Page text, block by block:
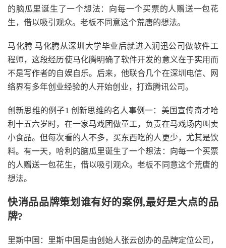
的脑瓜里诞生了一个想法：向每一个买票的人赠送一包花
生，借以吸引观众。老板不同意这个荒唐的想法。
马化腾 马化腾从深圳大学毕业后就进入润迅公司做软件工
程师，这段经历使马化腾明确了软件开发的意义在于实用而
不是写作者的自娱自乐。后来，他联合几个在深圳电信、网
络界有多年创业经验的人开始创业，打造腾讯公司。
创新思维的例子1 创新思维的名人事例一：美国宣传奇才哈
利十五六岁时，在一家马戏团做童工，负责在马戏场内叫卖
小食品。但每次看的人不多，买东西吃的人更少，尤其是饮
料。有一天，哈利的脑瓜里诞生了一个想法：向每一个买票
的人赠送一包花生，借以吸引观众。老板不同意这个荒唐的
想法。
快消品品牌策划谁有好的案例,最好是大点的品
牌?
里斯中国：里斯中国是由创始人张云创办的品牌定位公司，